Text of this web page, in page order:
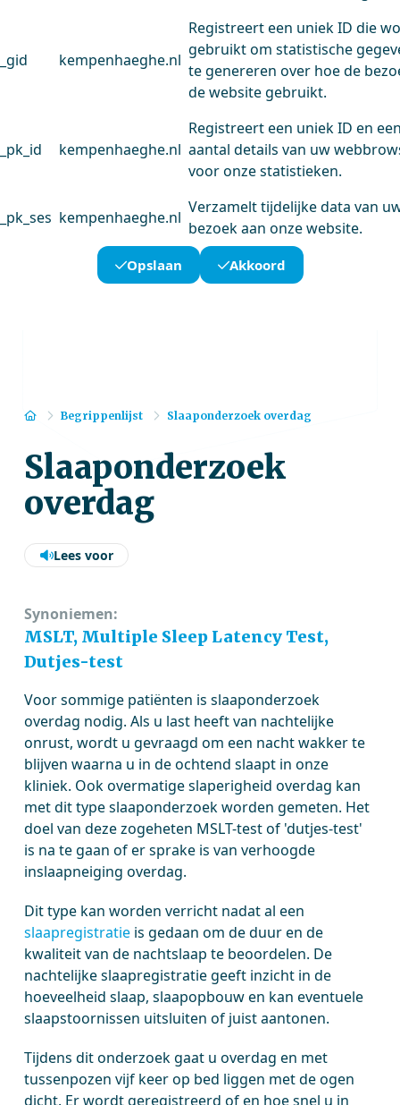
_gid kempenhaeghe.nl
Registreert een uniek ID die
gebruikt om statistische
te genereren over hoe de
de website gebruikt.
_pk_id kempenhaeghe.nl
Registreert een uniek ID en
aantal details van uw
voor onze statistieken.
_pk_ses kempenhaeghe.nl
Verzamelt tijdelijke data van
bezoek aan onze website.
Opslaan Akkoord
HomeBegrippenlijst Slaaponderzoek overdag
Slaaponderzoek
overdag
Lees voor
Synoniemen:
MSLT, Multiple Sleep Latency Test,
Dutjes-test
Voor sommige patiënten is slaaponderzoek
overdag nodig. Als u last heeft van nachtelijke
onrust, wordt u gevraagd om een nacht wakker te
blijven waarna u in de ochtend slaapt in onze
kliniek. Ook overmatige slaperigheid overdag kan
met dit type slaaponderzoek worden gemeten. Het
doel van deze zogeheten MSLT-test of 'dutjes-test'
is na te gaan of er sprake is van verhoogde
inslaapneiging overdag.
Dit type kan worden verricht nadat al een
slaapregistratie is gedaan om de duur en de
kwaliteit van de nachtslaap te beoordelen. De
nachtelijke slaapregistratie geeft inzicht in de
hoeveelheid slaap, slaapopbouw en kan eventuele
slaapstoornissen uitsluiten of juist aantonen.
Tijdens dit onderzoek gaat u overdag en met
tussenpozen vijf keer op bed liggen met de ogen
dicht. Er wordt geregistreerd of en hoe snel u in